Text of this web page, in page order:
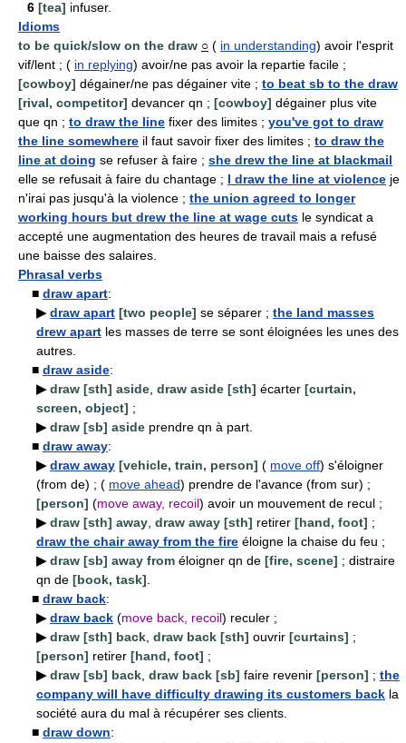
6 [tea] infuser.
Idioms
to be quick/slow on the draw ○ ( in understanding) avoir l'esprit
vif/lent ; ( in replying) avoir/ne pas avoir la repartie facile ;
[cowboy] dégainer/ne pas dégainer vite ; to beat sb to the draw
[rival, competitor] devancer qn ; [cowboy] dégainer plus vite
que qn ; to draw the line fixer des limites ; you've got to draw
the line somewhere il faut savoir fixer des limites ; to draw the
line at doing se refuser à faire ; she drew the line at blackmail
elle se refusait à faire du chantage ; I draw the line at violence je
n'irai pas jusqu'à la violence ; the union agreed to longer
working hours but drew the line at wage cuts le syndicat a
accepté une augmentation des heures de travail mais a refusé
une baisse des salaires.
Phrasal verbs
■ draw apart:
▶ draw apart [two people] se séparer ; the land masses
drew apart les masses de terre se sont éloignées les unes des
autres.
■ draw aside:
▶ draw [sth] aside draw aside [sth] écarter [curtain,
screen, object] ;
▶ draw [sb] aside prendre qn à part.
■ draw away:
▶ draw away [vehicle, train, person] ( move off) s'éloigner
(from de) ; ( move ahead) prendre de l'avance (from sur) ;
[person] (move away, recoil) avoir un mouvement de recul ;
▶ draw [sth] away draw away [sth] retirer [hand, foot] ;
draw the chair away from the fire éloigne la chaise du feu ;
▶ draw [sb] away from éloigner qn de [fire, scene] ; distraire
qn de [book, task]
■ draw back:
▶ draw back (move back, recoil) reculer ;
▶ draw [sth] back draw back [sth] ouvrir [curtains] ;
[person] retirer [hand, foot] ;
▶ draw [sb] back draw back [sb] faire revenir [person] ; the
company will have difficulty drawing its customers back la
société aura du mal à récupérer ses clients.
■ draw down: